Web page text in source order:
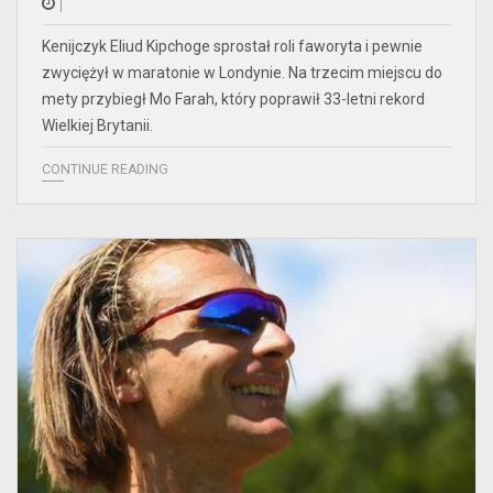
Kenijczyk Eliud Kipchoge sprostał roli faworyta i pewnie
zwyciężył w maratonie w Londynie. Na trzecim miejscu do
mety przybiegł Mo Farah, który poprawił 33-letni rekord
Wielkiej Brytanii.
CONTINUE READING